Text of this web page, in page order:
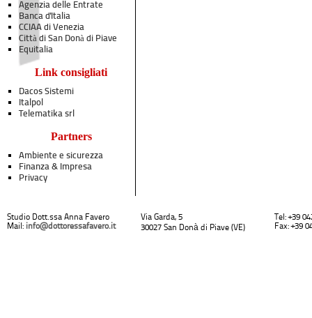
Agenzia delle Entrate
Banca d'Italia
CCIAA di Venezia
Città di San Donà di Piave
Equitalia
Link consigliati
Dacos Sistemi
Italpol
Telematika srl
Partners
Ambiente e sicurezza
Finanza & Impresa
Privacy
Studio Dott.ssa Anna Favero
Mail: info@dottoressafavero.it
Via Garda, 5
30027 San Donà di Piave (VE)
Tel: +39
Fax: +39